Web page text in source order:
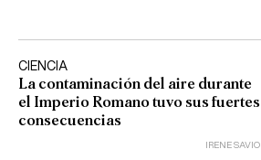
CIENCIA
La contaminación del aire durante
el Imperio Romano tuvo sus fuertes
consecuencias
IRENE SAVIO